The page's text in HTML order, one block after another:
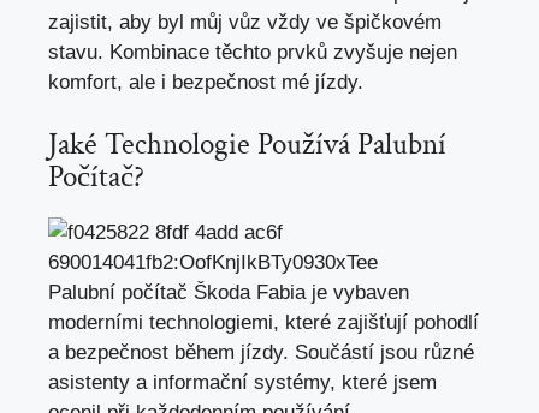
zajistit, aby byl můj vůz vždy ve špičkovém
stavu. Kombinace těchto prvků zvyšuje nejen
komfort, ale i bezpečnost mé jízdy.
Jaké Technologie Používá Palubní
Počítač?
Palubní počítač Škoda Fabia je vybaven
moderními technologiemi, které zajišťují pohodlí
a bezpečnost během jízdy. Součástí jsou různé
asistenty a informační systémy, které jsem